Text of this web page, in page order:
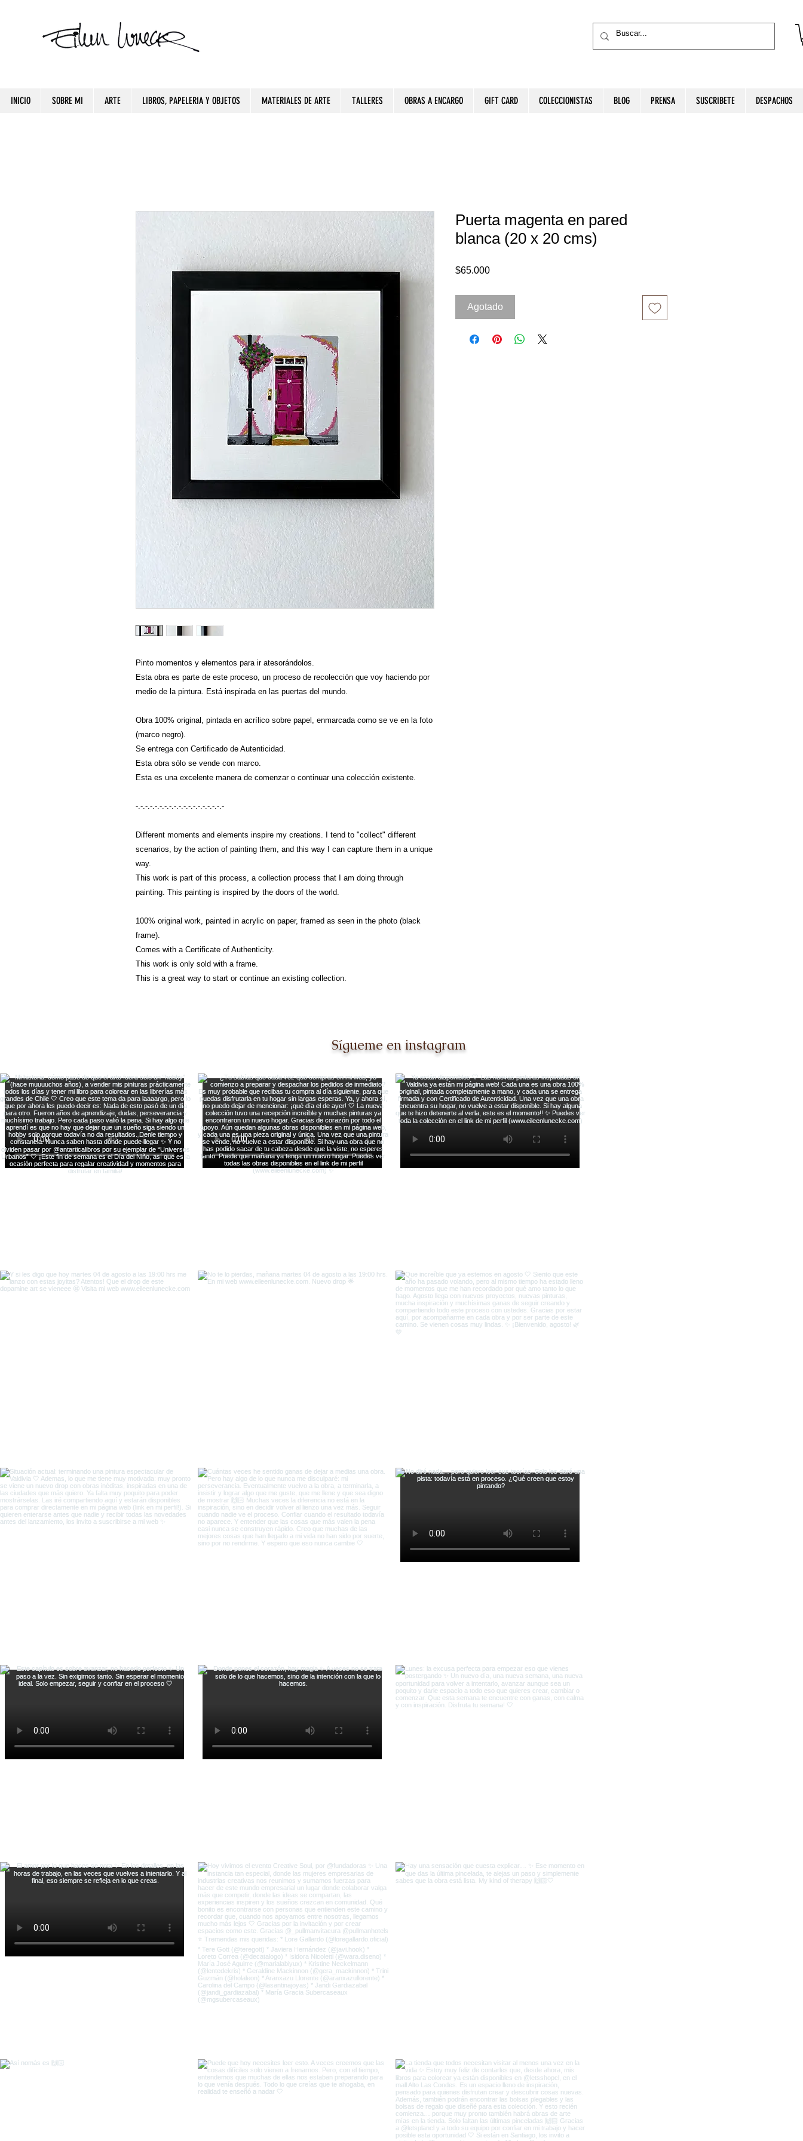
INICIO SOBRE MI ARTE LIBROS, PAPELERIA Y OBJETOS MATERIALES DE ARTE TALLERES OBRAS A ENCARGO GIFT CARD COLECCIONISTAS BLOG PRENSA SUSCRIBETE DESPACHOS
Pinto momentos y elementos para ir atesorándolos.
Esta obra es parte de este proceso, un proceso de recolección que voy haciendo por
medio de la pintura. Está inspirada en las puertas del mundo.
Obra 100% original, pintada en acrílico sobre papel, enmarcada como se ve en la foto
(marco negro).
Se entrega con Certificado de Autenticidad.
Esta obra sólo se vende con marco.
Esta es una excelente manera de comenzar o continuar una colección existente.
-.-.-.-.-.-.-.-.-.-.-.-.-.-.-.-.-.-.-
Different moments and elements inspire my creations. I tend to "collect" different
scenarios, by the action of painting them, and this way I can capture them in a unique
way.
This work is part of this process, a collection process that I am doing through
painting. This painting is inspired by the doors of the world.
100% original work, painted in acrylic on paper, framed as seen in the photo (black
frame).
Comes with a Certificate of Authenticity.
This work is only sold with a frame.
This is a great way to start or continue an existing collection.
Puerta magenta en pared
blanca (20 x 20 cms)
$65.000Precio
Agotado
Sígueme en instagram